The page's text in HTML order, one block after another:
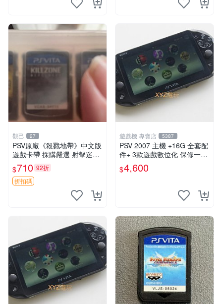
觀己 27
PSV原廠《殺戮地帶》中文版
遊戲卡帶 採購嚴選 射擊迷必
備 成色尚佳 插入即玩 殺戮地
帶 PSV 射擊 游戲
$710 92折
折扣碼
遊戲機 專賣店 5387
PSV 2007 主機 +16G 全套配
件+ 3款遊戲數位化 保修一年
品質有保障
$4,600